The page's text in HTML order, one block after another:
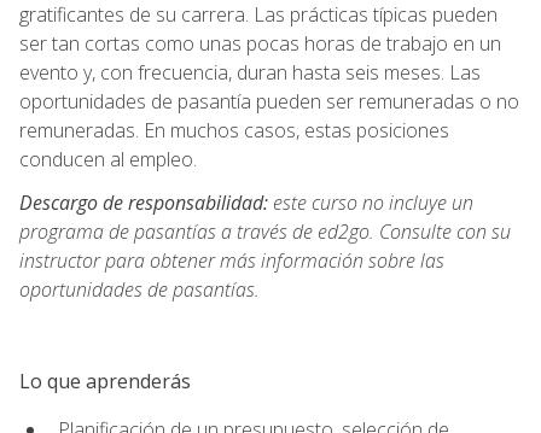
gratificantes de su carrera. Las prácticas típicas pueden
ser tan cortas como unas pocas horas de trabajo en un
evento y, con frecuencia, duran hasta seis meses. Las
oportunidades de pasantía pueden ser remuneradas o no
remuneradas. En muchos casos, estas posiciones
conducen al empleo.
Descargo de responsabilidad: este curso no incluye un
programa de pasantías a través de ed2go. Consulte con su
instructor para obtener más información sobre las
oportunidades de pasantías.
Lo que aprenderás